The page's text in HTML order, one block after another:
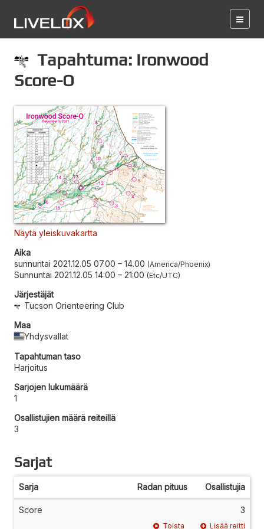
Tapahtuma: Ironwood
Score-O
Näytä yleiskuvakartta
Aika
sunnuntai 2021.12.05 07.00 – 14.00 America/Phoenix
Sunnuntai 2021.12.05 14:00 – 21:00 Etc/UTC
Järjestäjät
Tucson Orienteering Club
Maa
Yhdysvallat
Tapahtuman taso
Harjoitus
Sarjojen lukumäärä
1
Osallistujien määrä reiteillä
3
Sarjat
Sarja Radan pituus Osallistujia
Score 3
Toista Lisää reitti